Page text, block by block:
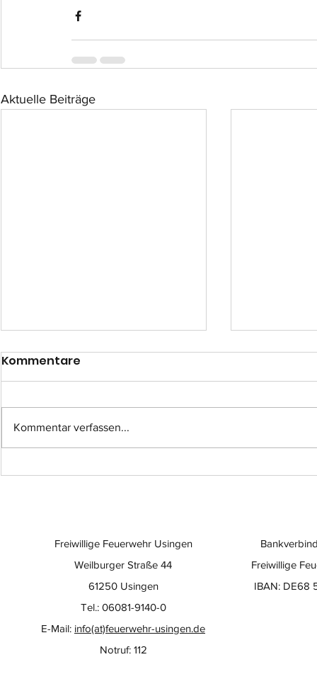
Aktuelle Beiträge
Einsatzübung im
Eine
Kommentare
Kommentar verfassen...
Freiwillige
IBAN: DE68
Freiwillige Feuerwehr Usingen
Weilburger Straße 44
61250 Usingen
Tel.: 06081-9140-0
E-Mail: info(at)feuerwehr-usingen.de
Notruf: 112